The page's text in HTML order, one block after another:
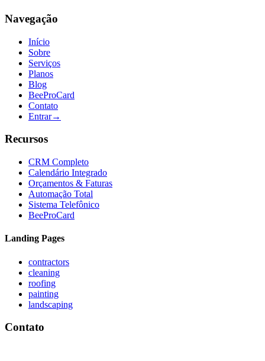
Navegação
Início
Sobre
Serviços
Planos
Blog
BeeProCard
Contato
Entrar→
Recursos
CRM Completo
Calendário Integrado
Orçamentos & Faturas
Automação Total
Sistema Telefônico
BeeProCard
Landing Pages
contractors
cleaning
roofing
painting
landscaping
Contato